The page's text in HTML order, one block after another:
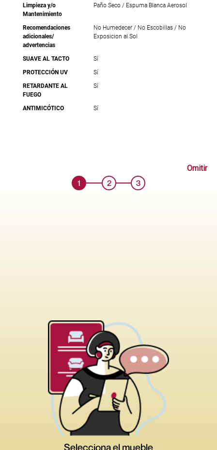
Limpieza y/o
Mantenimiento
Paño Seco / Espuma Blanca Aerosol
Recomendaciones
adicionales/
advertencias
No Humedecer / No Escobillas / No
Exposicion al Sol
SUAVE AL TACTO
Sí
PROTECCIÓN UV
Sí
RETARDANTE AL
FUEGO
Sí
ANTIMICÓTICO Sí